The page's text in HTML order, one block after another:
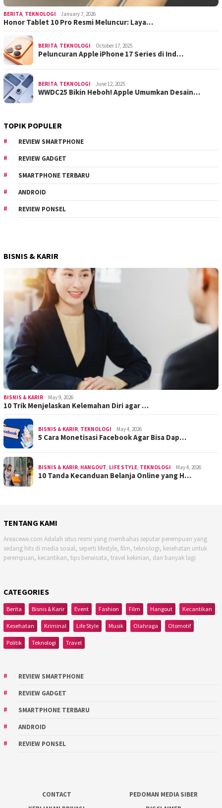
BERITA, TEKNOLOGI January 7, 2026
Honor Tablet 10 Pro Resmi Meluncur: Laya…
BERITA, TEKNOLOGI October 17, 2025
Peluncuran Apple iPhone 17 Series di Ind…
BERITA, TEKNOLOGI June 12, 2025
WWDC25 Bikin Heboh! Apple Umumkan Desain…
TOPIK POPULER
REVIEW SMARTPHONE
REVIEW GADGET
SMARTPHONE TERBARU
ANDROID
REVIEW PONSEL
BISNIS & KARIR
BISNIS & KARIR May 9, 2026
10 Trik Menjelaskan Kelemahan Diri agar …
BISNIS & KARIR, TEKNOLOGI May 4, 2026
5 Cara Monetisasi Facebook Agar Bisa Dap…
BISNIS & KARIR, HANGOUT, LIFE STYLE, TEKNOLOGI May 4, 2026
10 Tanda Kecanduan Belanja Online yang H…
TENTANG KAMI
Areacewe.com Adalah situs resmi yang membahas seputar perempuan yang
sedang hits di media sosial, seperti lifestyle, film, teknologi, kesehatan untuk
perempuan, kecantikan, tips berwisata, travel kekinian, dan banyak lagi
CATEGORIES
Berita Bisnis & Karir Event Fashion Film Hangout Kecantikan
Kesehatan Kriminal Life Style Musik Olahraga Otomotif
Politik Teknologi Travel
REVIEW SMARTPHONE
REVIEW GADGET
SMARTPHONE TERBARU
ANDROID
REVIEW PONSEL
CONTACT
PEDOMAN MEDIA SIBER